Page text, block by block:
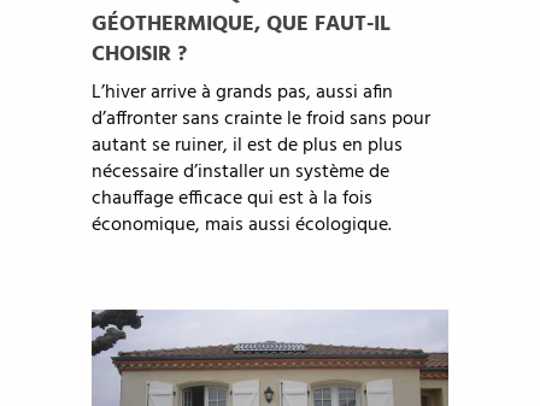
GÉOTHERMIQUE, QUE FAUT-IL
CHOISIR ?
L’hiver arrive à grands pas, aussi afin
d’affronter sans crainte le froid sans pour
autant se ruiner, il est de plus en plus
nécessaire d’installer un système de
chauffage efficace qui est à la fois
économique, mais aussi écologique.